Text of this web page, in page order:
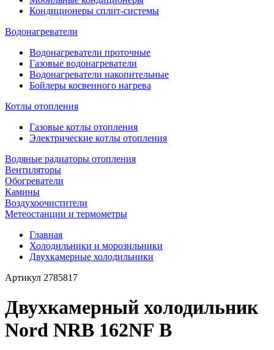
Кондиционеры сплит-системы
Водонагреватели
Водонагреватели проточные
Газовые водонагреватели
Водонагреватели накопительные
Бойлеры косвенного нагрева
Котлы отопления
Газовые котлы отопления
Электрические котлы отопления
Водяные радиаторы отопления
Вентиляторы
Обогреватели
Камины
Воздухоочистители
Метеостанции и термометры
Главная
Холодильники и морозильники
Двухкамерные холодильники
Артикул 2785817
Двухкамерный холодильник
Nord NRB 162NF B